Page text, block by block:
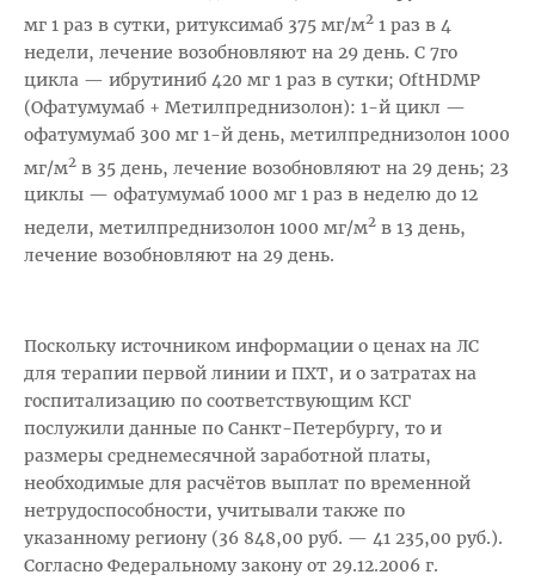
мг 1 раз в сутки, ритуксимаб 375 мг/м2 1 раз в 4
недели, лечение возобновляют на 29 день. С 7го
цикла — ибрутиниб 420 мг 1 раз в сутки; OftHDMP
(Офатумумаб + Метилпреднизолон): 1-й цикл —
офатумумаб 300 мг 1-й день, метилпреднизолон 1000
мг/м2 в 35 день, лечение возобновляют на 29 день; 23
циклы — офатумумаб 1000 мг 1 раз в неделю до 12
недели, метилпреднизолон 1000 мг/м2 в 13 день,
лечение возобновляют на 29 день.
Поскольку источником информации о ценах на ЛС
для терапии первой линии и ПХТ, и о затратах на
госпитализацию по соответствующим КСГ
послужили данные по Санкт-Петербургу, то и
размеры среднемесячной заработной платы,
необходимые для расчётов выплат по временной
нетрудоспособности, учитывали также по
указанному региону (36 848,00 руб. — 41 235,00 руб.).
Согласно Федеральному закону от 29.12.2006 г.